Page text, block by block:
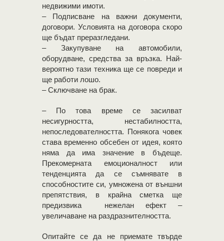
недвижими имоти.
– Подписване на важни документи,
договори. Условията на договора скоро
ще бъдат преразгледани.
– Закупуване на автомобили,
оборудване, средства за връзка. Най-
вероятно тази техника ще се повреди и
ще работи лошо.
– Сключване на брак.
– По това време се засилват
несигурността, нестабилността,
непоследователността. Понякога човек
става временно обсебен от идея, която
няма да има значение в бъдеще.
Прекомерната емоционалност или
тенденцията да се съмнявате в
способностите си, умножена от външни
препятствия, в крайна сметка ще
предизвика нежелан ефект –
увеличаване на раздразнителността.
Опитайте се да не приемате твърде